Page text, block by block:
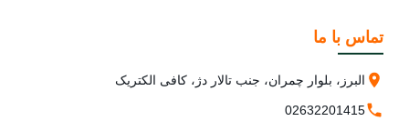
تماس با ما
البرز، بلوار چمران، جنب تالار دژ، کافی الکتریک
02632201415